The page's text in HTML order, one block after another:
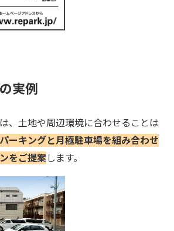
実例
、土地や周辺環境に合わせることは
ーキングと月極駐車場を組み合わせ
をご提案します。